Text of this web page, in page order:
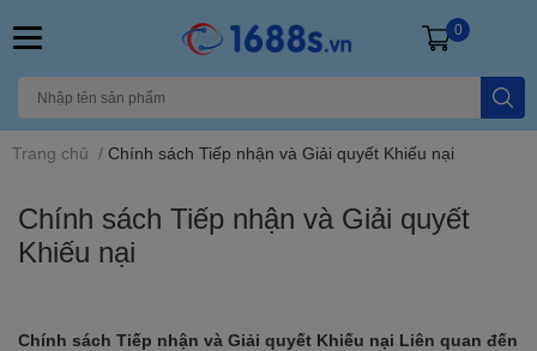
0
Trang chủ / Chính sách Tiếp nhận và Giải quyết Khiếu nại
Chính sách Tiếp nhận và Giải quyết
Khiếu nại
Chính sách Tiếp nhận và Giải quyết Khiếu nại Liên quan đến